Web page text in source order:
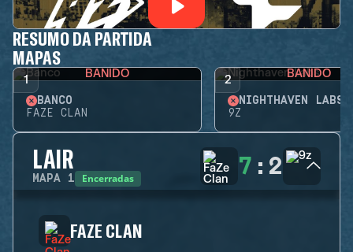
RESUMO DA PARTIDA
MAPAS
1 BANIDO
BANCO
FAZE CLAN
2 BANIDO
NIGHTHAVEN LABS
9Z
LAIR
MAPA 1 Encerradas 7 : 2
FAZE CLAN